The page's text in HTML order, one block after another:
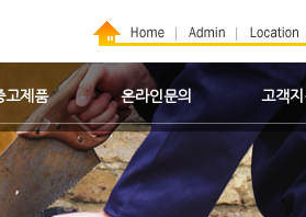
고제품 온라인문의 고객